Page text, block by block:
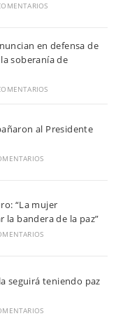
en defensa de
soberanía de
al Presidente
“La mujer
la bandera de la paz”
seguirá teniendo paz